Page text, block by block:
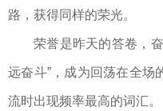
路，获得同样的荣光。
荣誉是昨天的答卷，
远奋斗”，成为回荡在全场
流时出现频率最高的词汇。